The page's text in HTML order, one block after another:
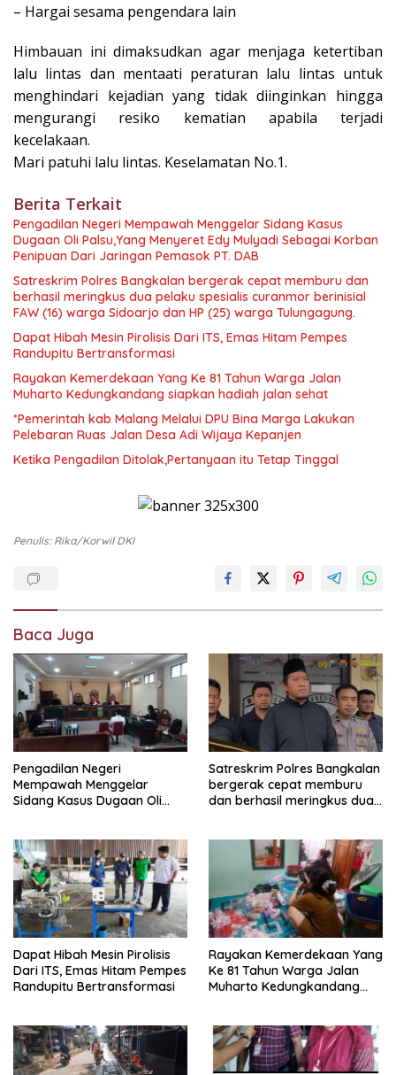
– Hargai sesama pengendara lain
Himbauan ini dimaksudkan agar menjaga ketertiban
lalu lintas dan mentaati peraturan lalu lintas untuk
menghindari kejadian yang tidak diinginkan hingga
mengurangi resiko kematian apabila terjadi
kecelakaan.
Mari patuhi lalu lintas. Keselamatan No.1.
Berita Terkait
Pengadilan Negeri Mempawah Menggelar Sidang Kasus
Dugaan Oli Palsu,Yang Menyeret Edy Mulyadi Sebagai Korban
Penipuan Dari Jaringan Pemasok PT. DAB
Satreskrim Polres Bangkalan bergerak cepat memburu dan
berhasil meringkus dua pelaku spesialis curanmor berinisial
FAW (16) warga Sidoarjo dan HP (25) warga Tulungagung.
Dapat Hibah Mesin Pirolisis Dari ITS, Emas Hitam Pempes
Randupitu Bertransformasi
Rayakan Kemerdekaan Yang Ke 81 Tahun Warga Jalan
Muharto Kedungkandang siapkan hadiah jalan sehat
*Pemerintah kab Malang Melalui DPU Bina Marga Lakukan
Pelebaran Ruas Jalan Desa Adi Wijaya Kepanjen
Ketika Pengadilan Ditolak,Pertanyaan itu Tetap Tinggal
Penulis: Rika/korwil DKI
Baca Juga
Pengadilan Negeri
Mempawah Menggelar
Sidang Kasus Dugaan Oli
Penipuan Dari Jaringan
Pemasok PT. DAB
Satreskrim Polres Bangkalan
bergerak cepat memburu
dan berhasil meringkus dua
Sidoarjo dan HP (25) warga
Tulungagung.
Dapat Hibah Mesin Pirolisis
Dari ITS, Emas Hitam Pempes
Randupitu Bertransformasi
Rayakan Kemerdekaan Yang
Ke 81 Tahun Warga Jalan
Muharto Kedungkandang